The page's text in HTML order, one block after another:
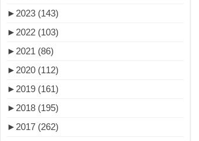
► 2023 (143)
► 2022 (103)
► 2021 (86)
► 2020 (112)
► 2019 (161)
► 2018 (195)
► 2017 (262)